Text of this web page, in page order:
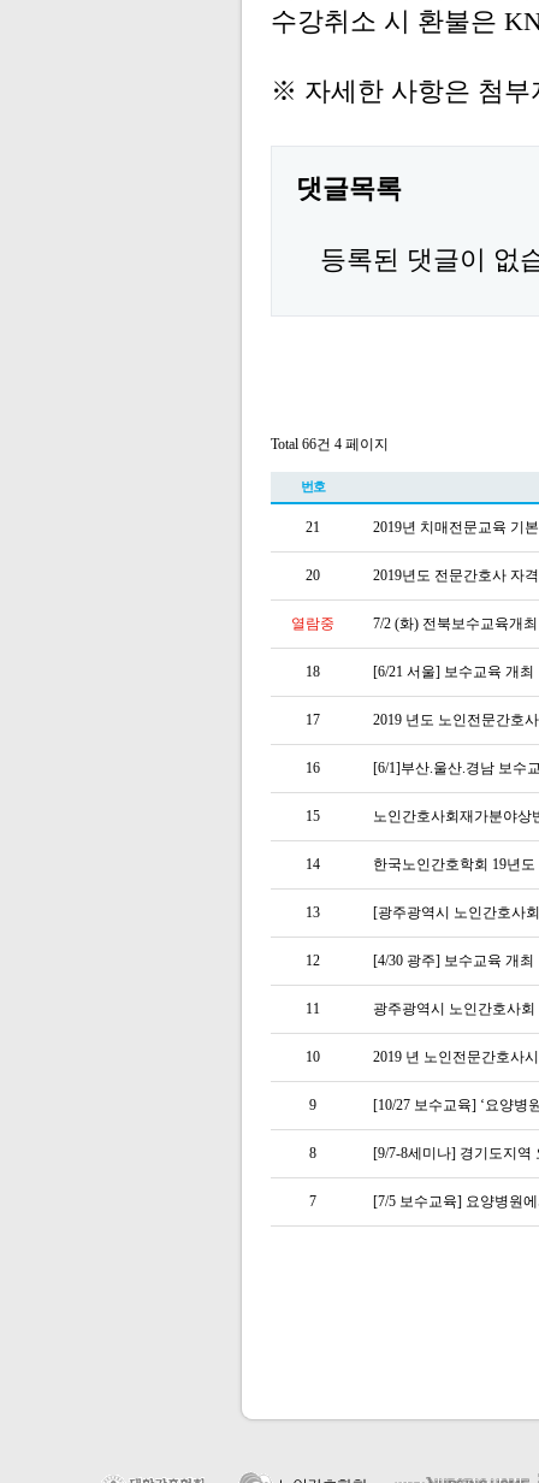
수강취소 시 환불은
※ 자세한 사항은 첨부
댓글목록
등록된 댓글이 없
Total 66건 4 페이지
번호
21 2019년 치매전문교육 기
20 2019년도 전문간호사 자
열람중 7/2 (화) 전북보수교육개
18 [6/21 서울] 보수교육 개최
17 2019 년도 노인전문간호
16 [6/1]부산.울산.경남 보수
15 노인간호사회재가분야
14 한국노인간호학회 19년
13 [광주광역시 노인간호사
12 [4/30 광주] 보수교육 개최
11 광주광역시 노인간호사
10 2019 년 노인전문간호사
9 [10/27 보수교육] ‘요양병
8 [9/7-8세미나] 경기도지
7 [7/5 보수교육] 요양병원